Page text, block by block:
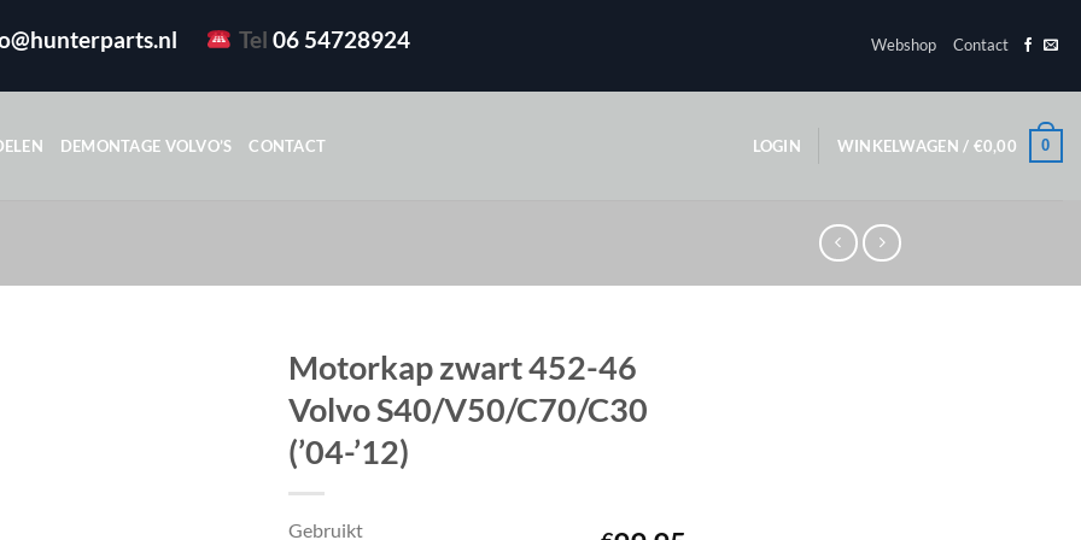
Tel 06 54728924 Webshop Contact
DEMONTAGE VOLVO’S CONTACT LOGIN WINKELWAGEN / €0,00 0
Motorkap zwart 452-46
Volvo S40/V50/C70/C30
(’04-’12)
Gebruikt